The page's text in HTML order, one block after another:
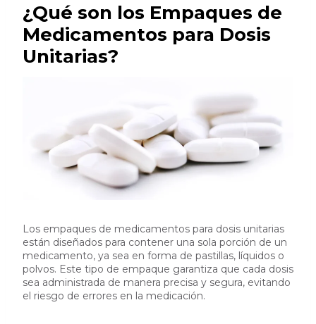
¿Qué son los Empaques de
Medicamentos para Dosis
Unitarias?
Los empaques de medicamentos para dosis unitarias
están diseñados para contener una sola porción de un
medicamento, ya sea en forma de pastillas, líquidos o
polvos. Este tipo de empaque garantiza que cada dosis
sea administrada de manera precisa y segura, evitando
el riesgo de errores en la medicación.